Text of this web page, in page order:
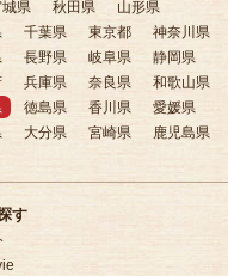
県 秋田県
山形県
千葉県 東京都
神奈川県
長野県 岐阜県
静岡県
兵庫県 奈良県
和歌山県
徳島県 香川県
愛媛県
大分県 宮崎県
鹿児島県
す